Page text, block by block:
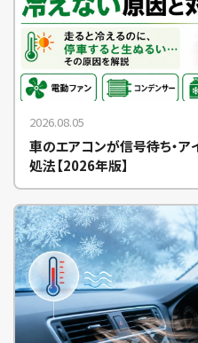
2026.08.05
車のエアコンが信号待ち・
処法【2026年版】